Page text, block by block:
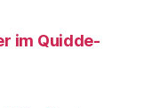
im Quidde-